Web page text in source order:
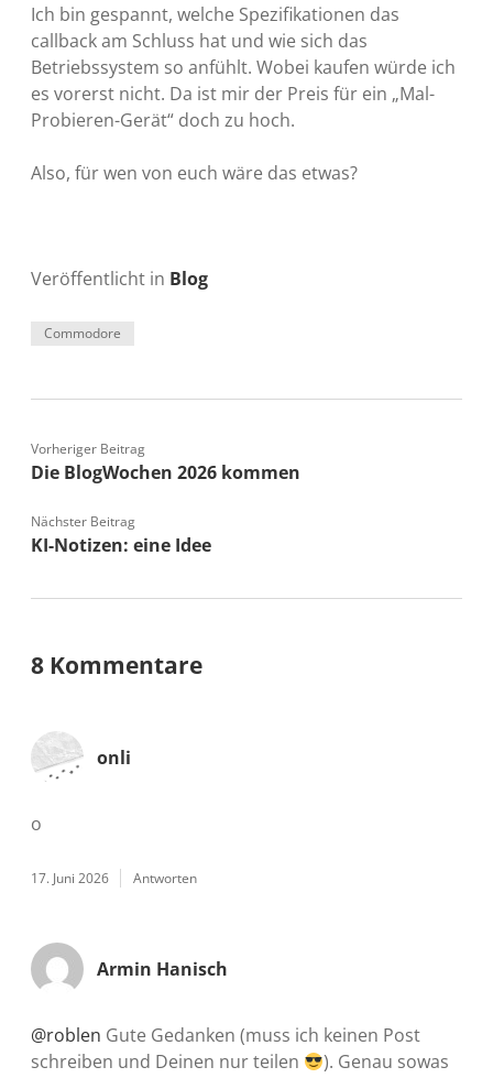
Ich bin gespannt, welche Spezifikationen das
callback am Schluss hat und wie sich das
Betriebssystem so anfühlt. Wobei kaufen würde ich
es vorerst nicht. Da ist mir der Preis für ein „Mal-
Probieren-Gerät“ doch zu hoch.
Also, für wen von euch wäre das etwas?
Veröffentlicht in Blog
Commodore
Vorheriger Beitrag
Die BlogWochen 2026 kommen
Nächster Beitrag
KI-Notizen: eine Idee
8 Kommentare
onli
o
17. Juni 2026 Antworten
Armin Hanisch
@roblen Gute Gedanken (muss ich keinen Post
schreiben und Deinen nur teilen
). Genau sowas